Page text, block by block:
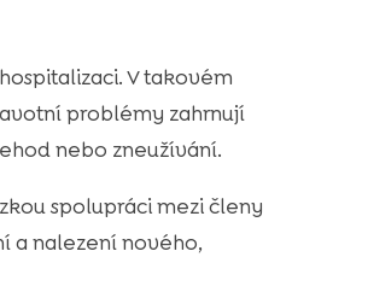
V takovém
problémy zahrnují
nebo zneužívání.
spolupráci mezi členy
a nalezení nového,